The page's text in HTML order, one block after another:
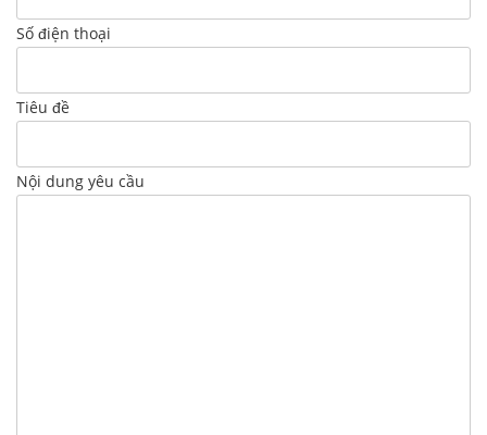
Số điện thoại
Tiêu đề
Nội dung yêu cầu